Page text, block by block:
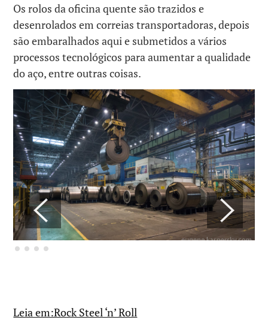
Os rolos da oficina quente são trazidos e
desenrolados em correias transportadoras, depois
são embaralhados aqui e submetidos a vários
processos tecnológicos para aumentar a qualidade
do aço, entre outras coisas.
Leia em:Rock Steel ‘n’ Roll